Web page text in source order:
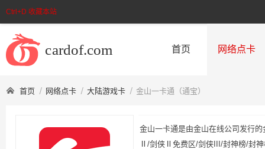
Ctrl+D 收藏本站
首页 网络点卡
首页 网络点卡 大陆游戏卡 金山一卡通（通宝）
金山一卡通是由金山在线公司发行
Ⅱ/剑侠Ⅱ免费区/剑侠III/封神榜/封